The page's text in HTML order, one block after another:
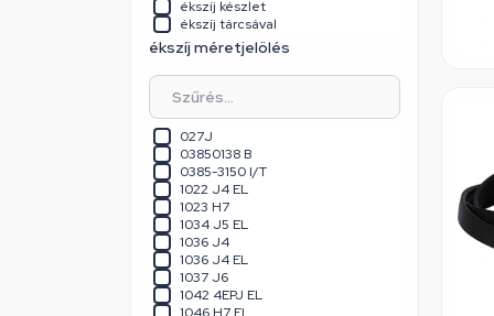
Hajdu
Hausmeister
Heinner
Lg
Megadyne
Miele
Orion
Panasonic
Philips
Samsung
Siemens
Starlight
Tesla
többféle márkához
Ufesa
ékszíj készlet
ékszíj tárcsával
ékszíj méretjelölés
027J
03850138 B
0385-3150 I/T
1022 J4 EL
1023 H7
1034 J5 EL
1036 J4
1036 J4 EL
1037 J6
1042 4EPJ EL